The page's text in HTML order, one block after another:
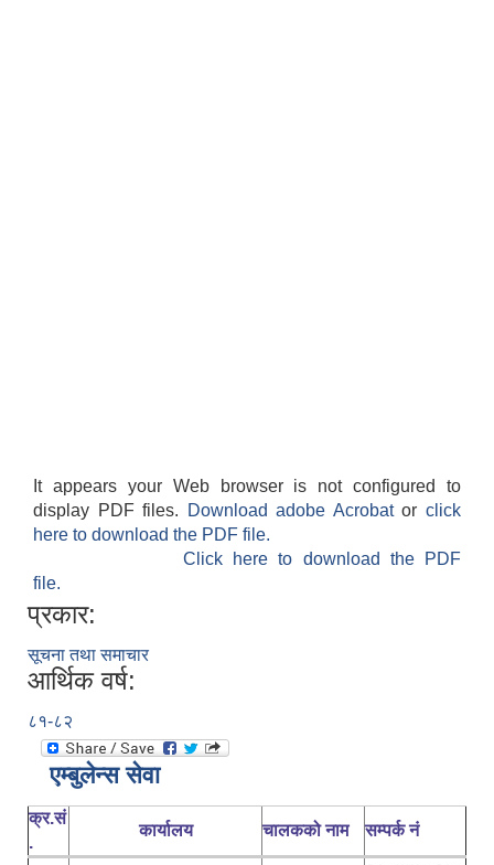
It appears your Web browser is not configured to
display PDF files.
Download adobe Acrobatorclick
here to download the PDF file.
Click here to download the PDF
file.
प्रकार:
सूचना तथा समाचार
आर्थिक वर्ष:
८१-८२
एम्बुलेन्स सेवा
क्र.सं
.
कार्यालय चालकको नाम सम्पर्क नं